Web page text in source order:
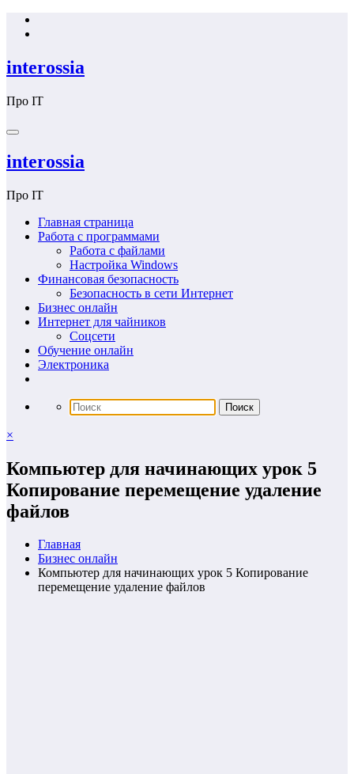
Перейти
interossia
Про IT
interossia
Про IT
Главная страница
Работа с программами
Работа с файлами
Настройка Windows
Финансовая безопасность
Безопасность в сети Интернет
Бизнес онлайн
Интернет для чайников
Соцсети
Обучение онлайн
Электроника
×
Компьютер для начинающих урок 5
Копирование перемещение удаление
файлов
Главная
Бизнес онлайн
Компьютер для начинающих урок 5 Копирование
перемещение удаление файлов